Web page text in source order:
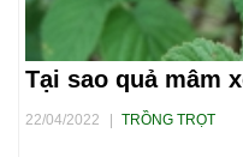
Tại sao quả mâm
22/04/2022 TRỒNG TRỌT